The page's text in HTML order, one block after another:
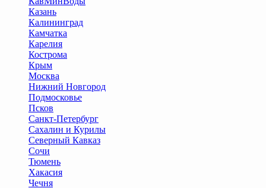
Казань
Калининград
Камчатка
Карелия
Кострома
Крым
Москва
Нижний Новгород
Подмосковье
Псков
Санкт-Петербург
Сахалин и Курилы
Северный Кавказ
Сочи
Тюмень
Хакасия
Чечня